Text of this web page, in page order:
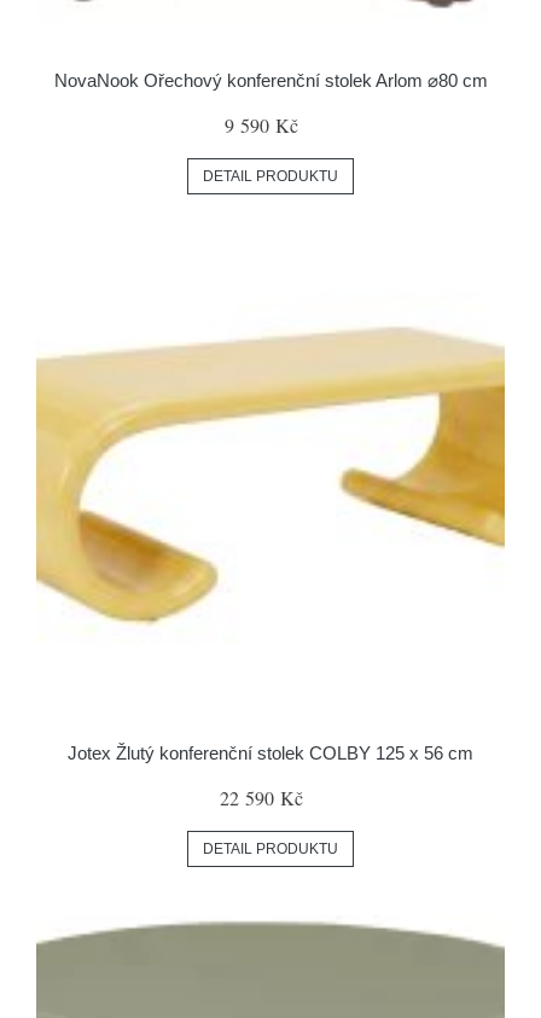
NovaNook Ořechový konferenční stolek Arlom ⌀80 cm
9 590 Kč
DETAIL PRODUKTU
Jotex Žlutý konferenční stolek COLBY 125 x 56 cm
22 590 Kč
DETAIL PRODUKTU